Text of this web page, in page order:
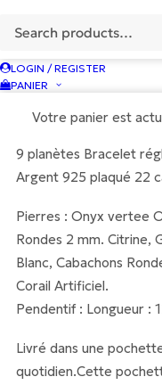
LOGIN / REGISTER
PANIER
Votre panier est
145€
9 planètes Bracelet
Argent 925 plaqué 22
Pierres : Onyx vertee
Rondes 2 mm. Citrine,
Blanc, Cabachons
Corail Artificiel.
Pendentif : Longueur :
Livré dans une
quotidien.Cette